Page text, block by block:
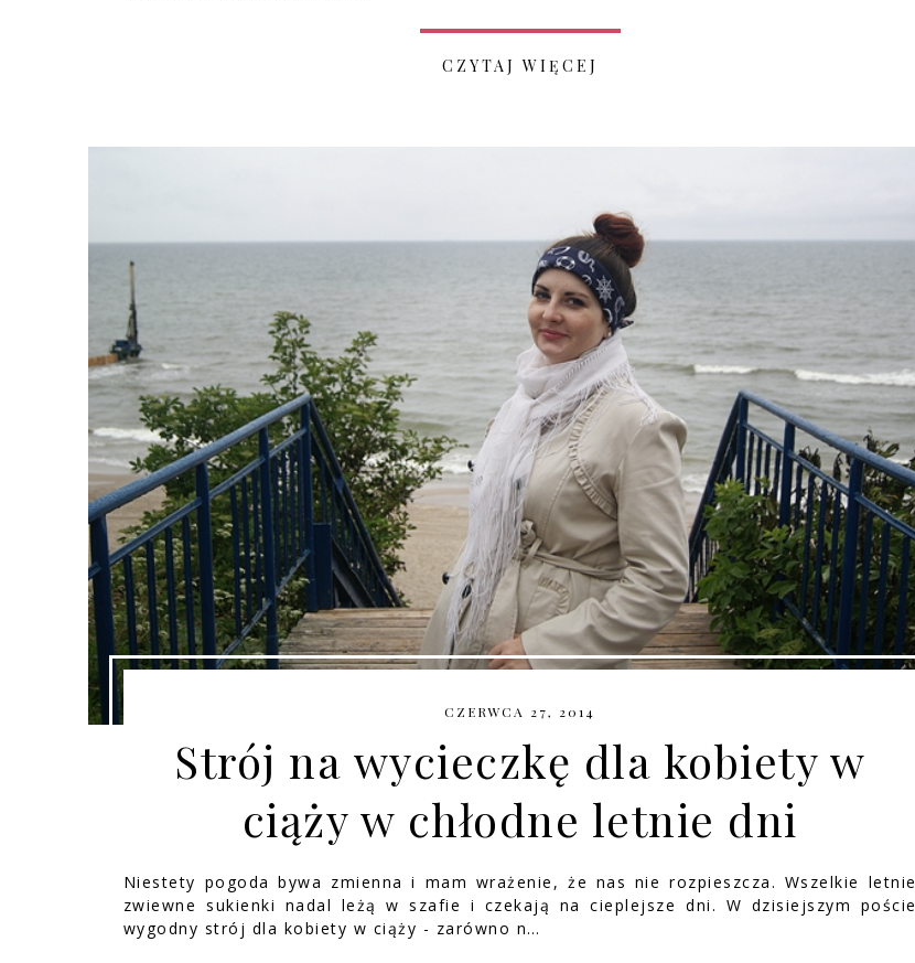
CZYTAJ WIĘCEJ
CZERWCA 27, 2014
Strój na wycieczkę dla kobiety w
ciąży w chłodne letnie dni
Niestety pogoda bywa zmienna i mam wrażenie, że nas nie rozpieszcza. Wszelkie letnie
zwiewne sukienki nadal leżą w szafie i czekają na cieplejsze dni. W dzisiejszym poście
wygodny strój dla kobiety w ciąży - zarówno n…